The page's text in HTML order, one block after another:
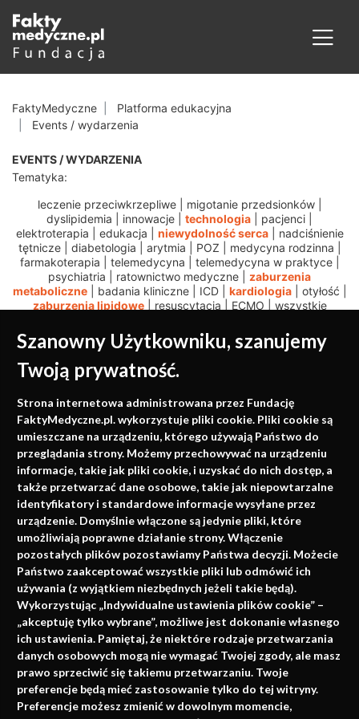
Szanowny Użytkowniku, szanujemy
Twoją prywatność.
Strona internetowa administrowana przez Fundację
FaktyMedyczne.pl. wykorzystuje pliki cookie. Pliki cookie są
umieszczane na urządzeniu, którego używają Państwo do
przeglądania strony. Możemy przechowywać na urządzeniu
informacje, takie jak pliki cookie, i uzyskać do nich dostęp, a
także przetwarzać dane osobowe, takie jak niepowtarzalne
identyfikatory i standardowe informacje wysyłane przez
urządzenie. Domyślnie włączone są jedynie pliki, które
umożliwiają poprawne działanie strony. Włączenie
pozostałych plików pozostawiamy Państwa decyzji. Możecie
Państwo zaakceptować wszystkie pliki lub odmówić ich
używania (z wyjątkiem niezbędnych jeżeli takie będą).
Wykorzystując „Indywidualne ustawienia plików cookie” –
„akceptuję tylko wybrane”, możliwe jest dokonanie własnego
ich ustawienia. Pamiętaj, że niektóre rodzaje przetwarzania
danych osobowych mogą nie wymagać Twojej zgody, ale masz
prawo sprzeciwić się takiemu przetwarzaniu. Twoje
preferencje będą mieć zastosowanie tylko do tej witryny.
Preferencje możesz zmienić w dowolnym momencie,
FaktyMedyczne
Platforma edukacyjna
Events / wydarzenia
EVENTS / WYDARZENIA
Tematyka:
leczenie przeciwkrzepliwe| migotanie przedsionków|
dyslipidemia
innowacje technologia pacjenci
elektroterapia
edukacja niewydolność serca| nadciśnienie
tętnicze| diabetologia arytmia POZ medycyna rodzinna
farmakoterapia
telemedycyna telemedycyna w praktyce|
psychiatria
ratownictwo medyczne
zaburzenia
metaboliczne| badania kliniczne| ICD| kardiologia| otyłość
zaburzenia lipidowe| resuscytacja ECMO wszystkie
Medycyna oparta na
faktach
Konferencje, szkolenia, e-learning, wydawnictwo
Napisz do nas
info@faktymedyczne.pl
ul. Towarowa 2
43-460 Wisła